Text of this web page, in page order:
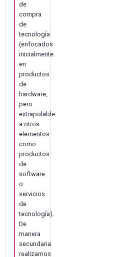
de
compra
de
tecnología
(enfocados
inicialmente
en
productos
de
hardware,
pero
extrapolable
a otros
elementos
como
productos
de
software
o
servicios
de
tecnología).
De
manera
secundaria
realizamos